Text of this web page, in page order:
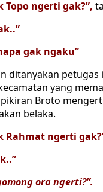
Topo ngerti gak?”,
gak ngaku”
ditanyakan
yang
Broto
belaka.
Rahmat ngerti
ora ngerti?”.